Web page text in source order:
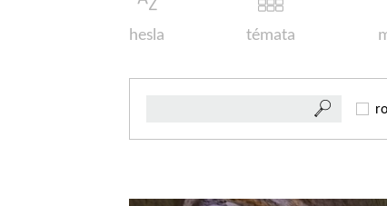
hesla témata